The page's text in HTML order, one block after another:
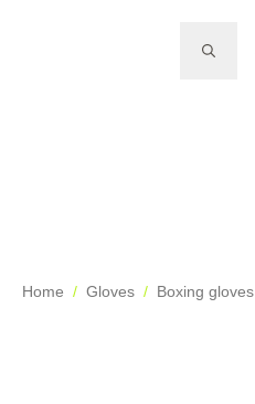
Home Gloves Boxing gloves